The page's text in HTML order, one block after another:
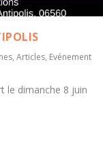
,Articles, Evénement
le dimanche 8 juin